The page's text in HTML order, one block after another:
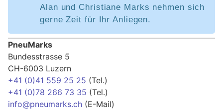
Alan und Christiane Marks nehmen sich
gerne Zeit für Ihr Anliegen.
PneuMarks
Bundesstrasse 5
CH-6003 Luzern
+41 (0)41 559 25 25 (Tel.)
+41 (0)78 266 73 35 (Tel.)
info@pneumarks.ch (E-Mail)